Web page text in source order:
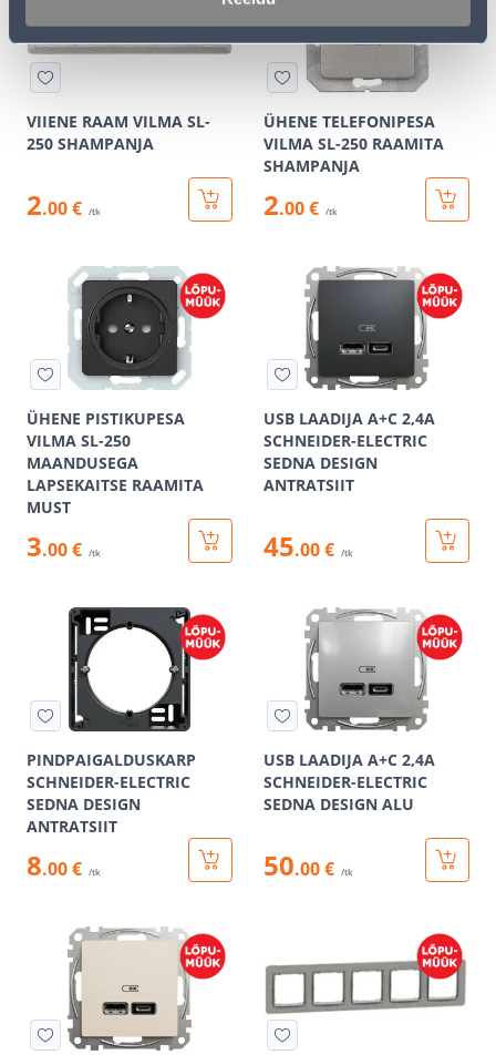
VIIENE RAAM VILMA SL-
250 SHAMPANJA
2.00 € /tk
ÜHENE TELEFONIPESA
VILMA SL-250 RAAMITA
SHAMPANJA
2.00 € /tk
ÜHENE PISTIKUPESA
VILMA SL-250
MAANDUSEGA
LAPSEKAITSE RAAMITA
MUST
3.00 € /tk
USB LAADIJA A+C 2,4A
SCHNEIDER-ELECTRIC
SEDNA DESIGN
ANTRATSIIT
45.00 € /tk
PINDPAIGALDUSKARP
SCHNEIDER-ELECTRIC
SEDNA DESIGN
ANTRATSIIT
8.00 € /tk
USB LAADIJA A+C 2,4A
SCHNEIDER-ELECTRIC
SEDNA DESIGN ALU
50.00 € /tk